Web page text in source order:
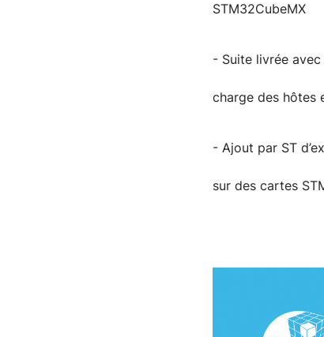
STM32CubeMX
- Suite livrée
charge des hôtes
- Ajout par ST
sur des cartes